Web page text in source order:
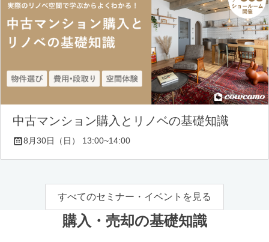
中古マンション購入とリノベの基礎知識
8月30日（日） 13:00~14:00
すべてのセミナー・イベントを見る
購入・売却の基礎知識